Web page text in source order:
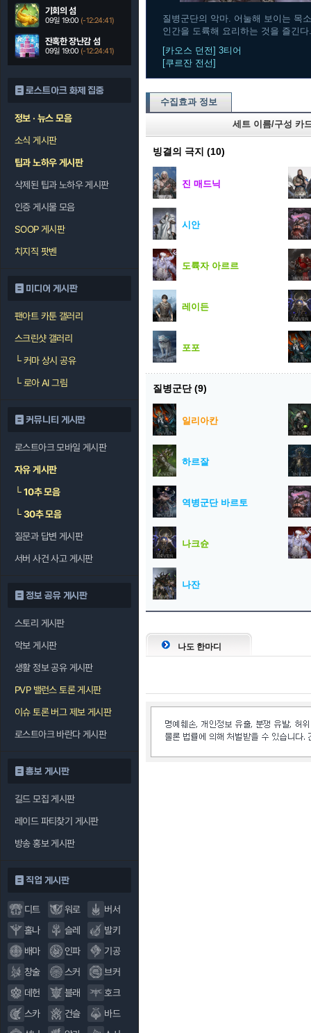
기회의 섬
09일 19:00 (-12:24:40)
잔혹한 장난감 섬
09일 19:00 (-12:24:40)
로스트아크 화제 집중
정보 · 뉴스 모음
소식 게시판
팁과 노하우 게시판
삭제된 팁과 노하우 게시판
인증 게시물 모음
SOOP 게시판
치지직 팟벤
미디어 게시판
팬아트 카툰 갤러리
스크린샷 갤러리
└커마 상시 공유
└로아 AI 그림
커뮤니티 게시판
로스트아크 모바일 게시판
자유 게시판
└10추 모음
└30추 모음
질문과 답변 게시판
서버 사건 사고 게시판
정보 공유 게시판
스토리 게시판
악보 게시판
생활 정보 공유 게시판
PVP 밸런스 토론 게시판
이슈 토론 버그 제보 게시판
로스트아크 바란다 게시판
홍보 게시판
길드 모집 게시판
레이드 파티찾기 게시판
방송 홍보 게시판
직업 게시판
디트 워로
버서
홀나
슬레
발키
배마
인파
기공
창술
스커
브커
데헌
블래
호크
스카
건슬
바드
질병군단의 악마. 어눌해 보이는 목
인간을 도륙해 요리하는 것을 즐긴다.
[카오스 던전] 3티어
[쿠르잔 전선]
수집효과 정보
세트 이름/구성 카
빙결의 극지 (10)
진 매드닉
시안
도륙자 아르르
레이든
포포
질병군단(9)
일리아칸
하르잘
역병군단 바르토
나크슌
나잔
나도 한마디